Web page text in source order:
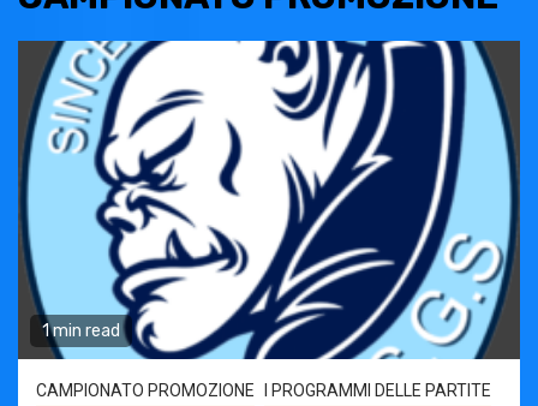
1 min read
CAMPIONATO PROMOZIONE
I PROGRAMMI DELLE PARTITE